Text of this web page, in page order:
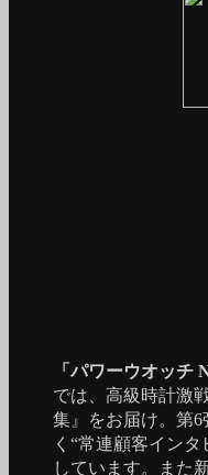
「パワーウオッチ
では、高級時計激
集』をお届け。第
く“常連顧客イン
しています。また